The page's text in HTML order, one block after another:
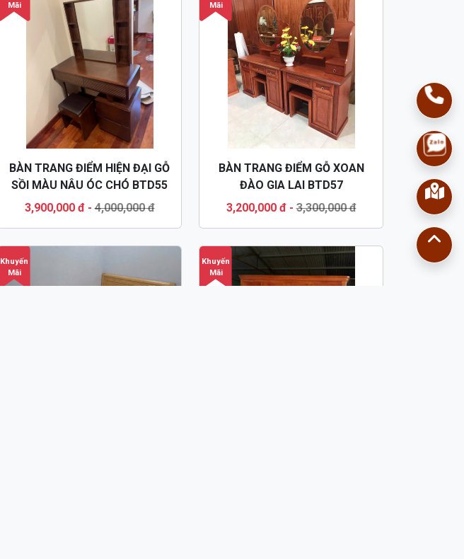
Mãi
BÀN TRANG ĐIỂM HIỆN ĐẠI GỖ
SỒI MÀU NÂU ÓC CHÓ BTD55
3,900,000 đ-4,000,000 đ
Mãi
BÀN TRANG ĐIỂM GỖ XOAN
ĐÀO GIA LAI BTD57
3,200,000 đ-3,300,000 đ
Khuyến
Mãi
Khuyến
Mãi